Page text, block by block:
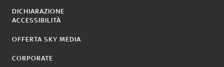
DICHIARAZIONE
ACCESSIBILITÀ
OFFERTA SKY MEDIA
CORPORATE